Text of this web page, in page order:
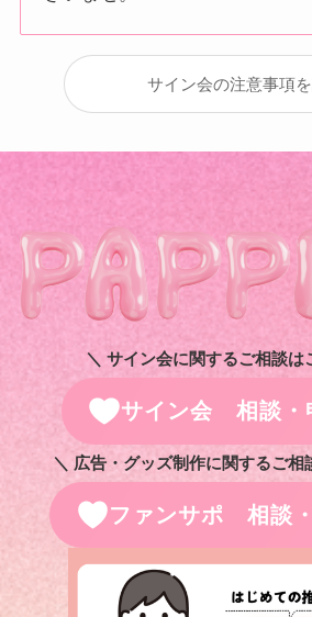
サイン会の注意事項
＼ サイン会に関するご相談は
サイン会 相談・
＼ 広告・グッズ制作に関するご相
ファンサポ 相談